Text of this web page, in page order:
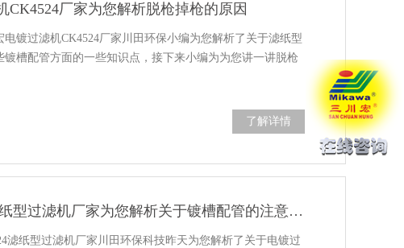
CK4524厂家为您解析脱枪掉枪的原因
电镀过滤机CK4524厂家川田环保小编为您解析了关于滤纸型
镀槽配管方面的一些知识点，接下来小编为为您讲一讲脱枪
了解详情
CP4524滤纸型过滤机厂家为您解析关于镀槽配管的注意事项
滤纸型过滤机厂家川田环保科技昨天为您解析了关于电镀过